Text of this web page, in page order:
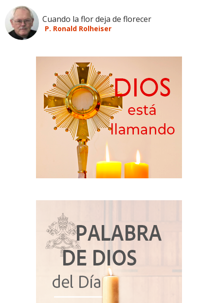
Cuando la flor deja de florecer
P. Ronald Rolheiser